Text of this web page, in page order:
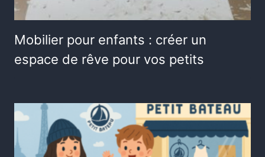
Mobilier pour enfants : créer un
espace de rêve pour vos petits